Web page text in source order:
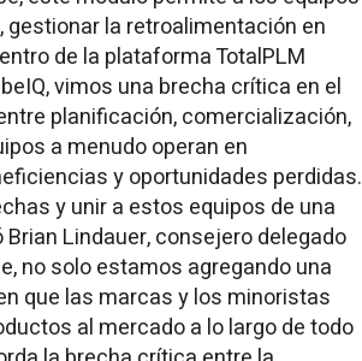
la retroalimentación en
de la plataforma TotalPLM
vimos una brecha crítica en el
planificación, comercialización,
a menudo operan en
y oportunidades perdidas.
y unir a estos equipos de una
Brian Lindauer, consejero delegado
no solo estamos agregando una
que las marcas y los minoristas
al mercado a lo largo de todo